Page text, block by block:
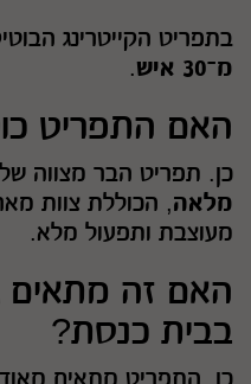
בתפריט הקייטרינג
מ־30 איש
.
האם התפריט
כן. תפריט הבר מצווה
מלאה, הכוללת צוות
מעוצבת ותפעול מלא.
האם זה מתאים
בבית כנסת?
כן. התפריט מתאים